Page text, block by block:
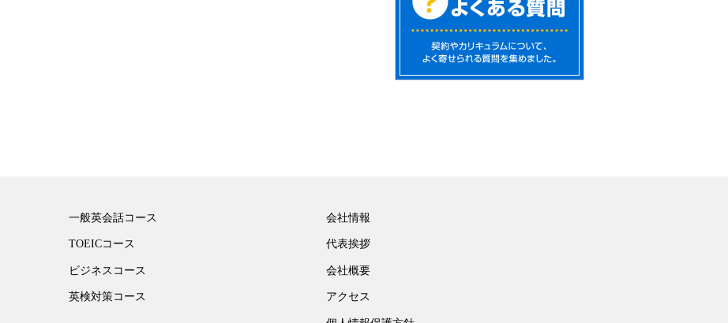
一般英会話コース
TOEICコース
ビジネスコース
英検対策コース
会社情報
代表挨拶
会社概要
アクセス